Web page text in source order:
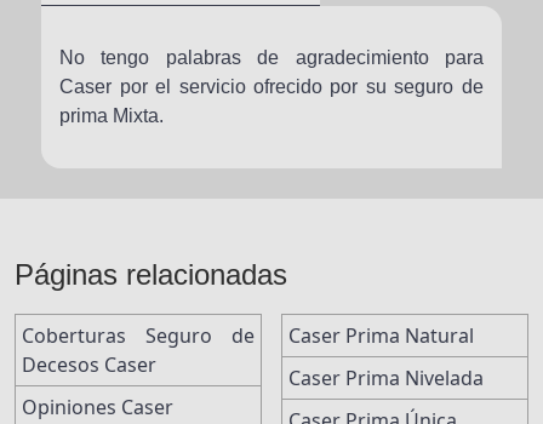
No tengo palabras de agradecimiento para
Caser por el servicio ofrecido por su seguro de
prima Mixta.
Páginas relacionadas
Coberturas Seguro de
Decesos Caser
Opiniones Caser
Caser Prima Natural
Caser Prima Nivelada